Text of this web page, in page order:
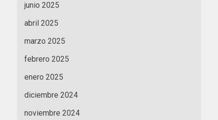
junio 2025
abril 2025
marzo 2025
febrero 2025
enero 2025
diciembre 2024
noviembre 2024